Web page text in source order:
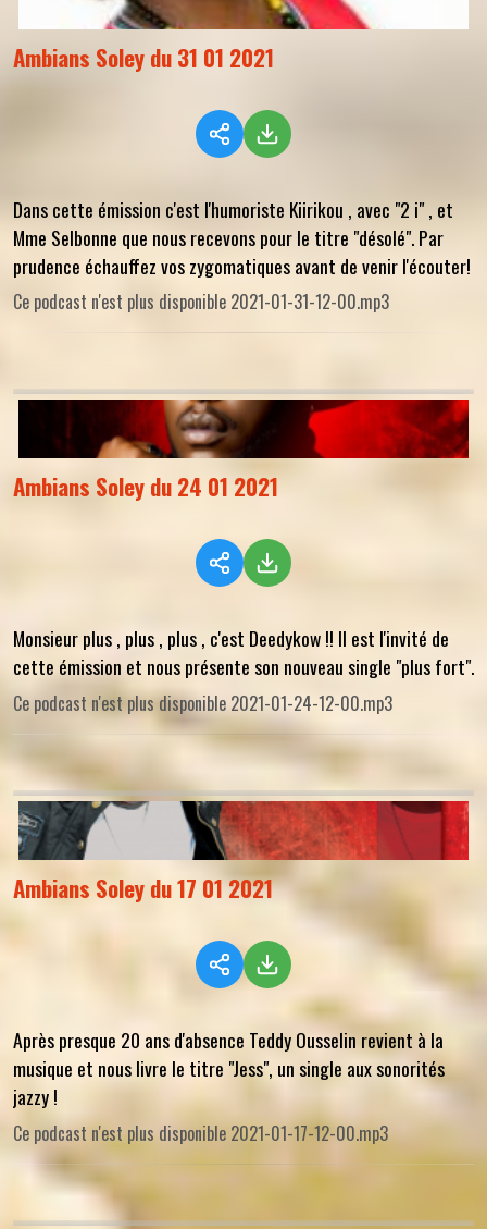
Ambians Soley du 31 01 2021
Dans cette émission c'est l'humoriste Kiirikou , avec "2 i" , et
Mme Selbonne que nous recevons pour le titre "désolé". Par
prudence échauffez vos zygomatiques avant de venir l'écouter!
Ce podcast n'est plus disponible 2021-01-31-12-00.mp3
Ambians Soley du 24 01 2021
Monsieur plus , plus , plus , c'est Deedykow !! Il est l'invité de
cette émission et nous présente son nouveau single "plus fort".
Ce podcast n'est plus disponible 2021-01-24-12-00.mp3
Ambians Soley du 17 01 2021
Après presque 20 ans d'absence Teddy Ousselin revient à la
musique et nous livre le titre "Jess", un single aux sonorités
jazzy !
Ce podcast n'est plus disponible 2021-01-17-12-00.mp3